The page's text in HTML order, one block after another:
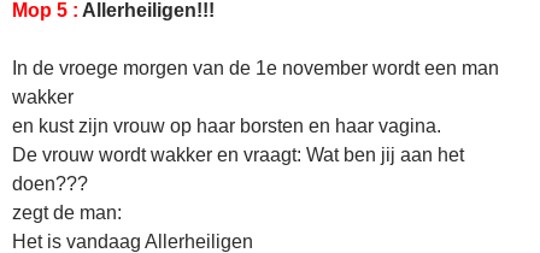
Mop 5 : Allerheiligen!!!
In de vroege morgen van de 1e november wordt een man
wakker
en kust zijn vrouw op haar borsten en haar vagina.
De vrouw wordt wakker en vraagt: Wat ben jij aan het
doen???
zegt de man:
Het is vandaag Allerheiligen